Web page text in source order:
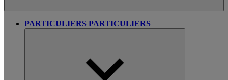
PARTICULIERS PARTICULIERS